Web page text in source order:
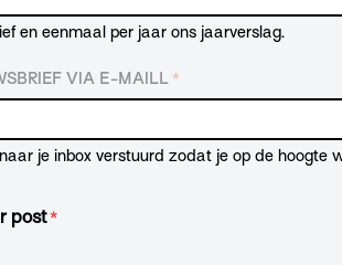
en eenmaal per jaar ons jaarverslag.
VIA E-MAILL *
je inbox verstuurd zodat je op de hoogte
post *